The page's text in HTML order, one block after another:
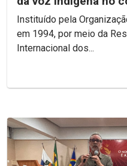
Instituído pela
em 1994, por meio da
Internacional dos...